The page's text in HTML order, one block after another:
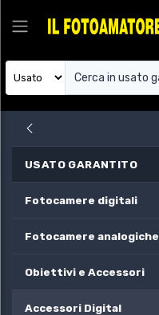
USATO GARANTITO
Fotocamere digitali
Fotocamere analogiche
Obiettivi e Accessori
Accessori Digital